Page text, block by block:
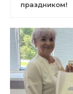
праздником!